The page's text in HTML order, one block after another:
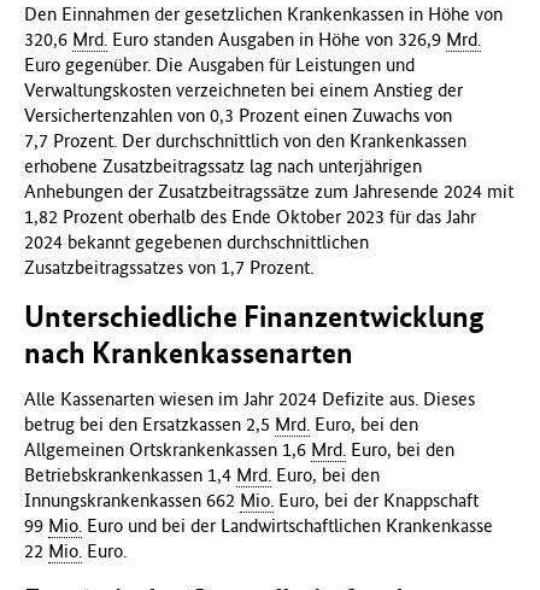
Den Einnahmen der gesetzlichen Krankenkassen in Höhe von
320,6 Mrd. Euro standen Ausgaben in Höhe von 326,9 Mrd.
Euro gegenüber. Die Ausgaben für Leistungen und
Verwaltungskosten verzeichneten bei einem Anstieg der
Versichertenzahlen von 0,3 Prozent einen Zuwachs von
7,7 Prozent. Der durchschnittlich von den Krankenkassen
erhobene Zusatzbeitragssatz lag nach unterjährigen
Anhebungen der Zusatzbeitragssätze zum Jahresende 2024 mit
1,82 Prozent oberhalb des Ende Oktober 2023 für das Jahr
2024 bekannt gegebenen durchschnittlichen
Zusatzbeitragssatzes von 1,7 Prozent.
Unterschiedliche Finanzentwicklung
nach Krankenkassenarten
Alle Kassenarten wiesen im Jahr 2024 Defizite aus. Dieses
betrug bei den Ersatzkassen 2,5 Mrd. Euro, bei den
Allgemeinen Ortskrankenkassen 1,6 Mrd. Euro, bei den
Betriebskrankenkassen 1,4 Mrd. Euro, bei den
Innungskrankenkassen 662 Mio. Euro, bei der Knappschaft
99 Mio. Euro und bei der Landwirtschaftlichen Krankenkasse
22 Mio. Euro.